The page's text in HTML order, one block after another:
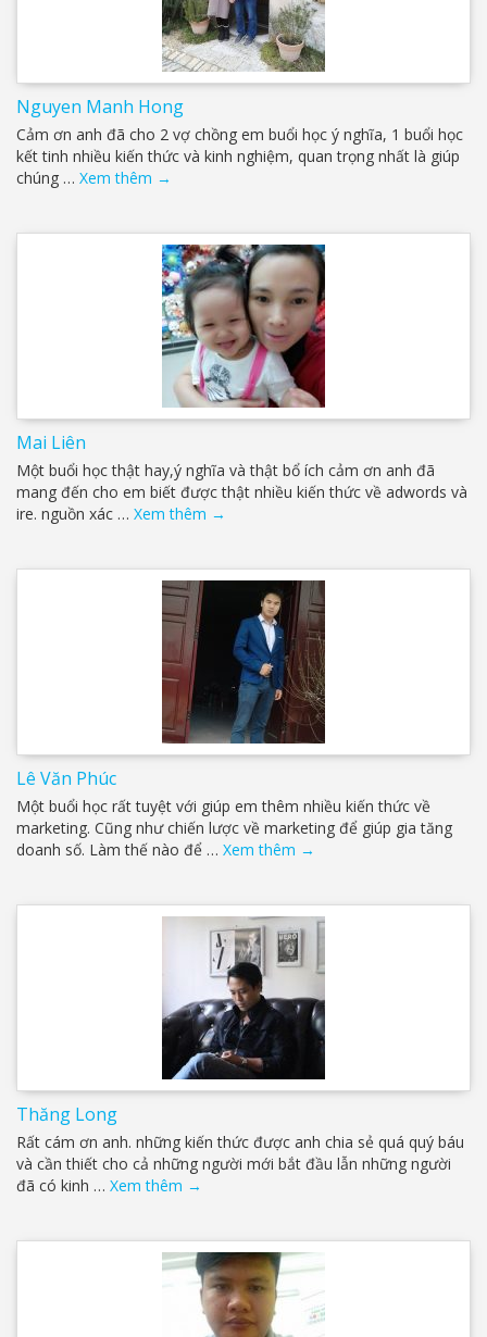
Nguyen Manh Hong
Cảm ơn anh đã cho 2 vợ chồng em buổi học ý nghĩa, 1 buổi học
kết tinh nhiều kiến thức và kinh nghiệm, quan trọng nhất là giúp
chúng … Xem thêm →
Mai Liên
Một buổi học thật hay,ý nghĩa và thật bổ ích cảm ơn anh đã
mang đến cho em biết được thật nhiều kiến thức về adwords và
ire. nguồn xác … Xem thêm →
Lê Văn Phúc
Một buổi học rất tuyệt với giúp em thêm nhiều kiến thức về
marketing. Cũng như chiến lược về marketing để giúp gia tăng
doanh số. Làm thế nào để … Xem thêm →
Thăng Long
Rất cám ơn anh. những kiến thức được anh chia sẻ quá quý báu
và cần thiết cho cả những người mới bắt đầu lẫn những người
đã có kinh … Xem thêm →